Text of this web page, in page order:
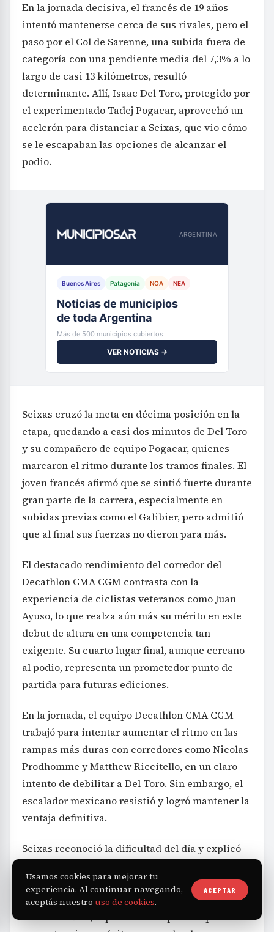
En la jornada decisiva, el francés de 19 años
intentó mantenerse cerca de sus rivales, pero el
paso por el Col de Sarenne, una subida fuera de
categoría con una pendiente media del 7,3% a lo
largo de casi 13 kilómetros, resultó
determinante. Allí, Isaac Del Toro, protegido por
el experimentado Tadej Pogacar, aprovechó un
acelerón para distanciar a Seixas, que vio cómo
se le escapaban las opciones de alcanzar el
podio.
ARGENTINA
Buenos Aires Patagonia NOA NEA
Noticias de municipios
de toda Argentina
Más de 500 municipios cubiertos
VER NOTICIAS →
Seixas cruzó la meta en décima posición en la
etapa, quedando a casi dos minutos de Del Toro
y su compañero de equipo Pogacar, quienes
marcaron el ritmo durante los tramos finales. El
joven francés afirmó que se sintió fuerte durante
gran parte de la carrera, especialmente en
subidas previas como el Galibier, pero admitió
que al final sus fuerzas no dieron para más.
El destacado rendimiento del corredor del
Decathlon CMA CGM contrasta con la
experiencia de ciclistas veteranos como Juan
Ayuso, lo que realza aún más su mérito en este
debut de altura en una competencia tan
exigente. Su cuarto lugar final, aunque cercano
al podio, representa un prometedor punto de
partida para futuras ediciones.
En la jornada, el equipo Decathlon CMA CGM
trabajó para intentar aumentar el ritmo en las
rampas más duras con corredores como Nicolas
Prodhomme y Matthew Riccitello, en un claro
intento de debilitar a Del Toro. Sin embargo, el
escalador mexicano resistió y logró mantener la
ventaja definitiva.
Seixas reconoció la dificultad del día y explicó
rindiera», pero que simplemente el rival fue
más fuerte. Expresó satisfacción por el
resultado final, especialmente por completar la
Usamos cookies para mejorar tu
experiencia. Al continuar navegando,
aceptás nuestro uso de cookies.
ACEPTAR